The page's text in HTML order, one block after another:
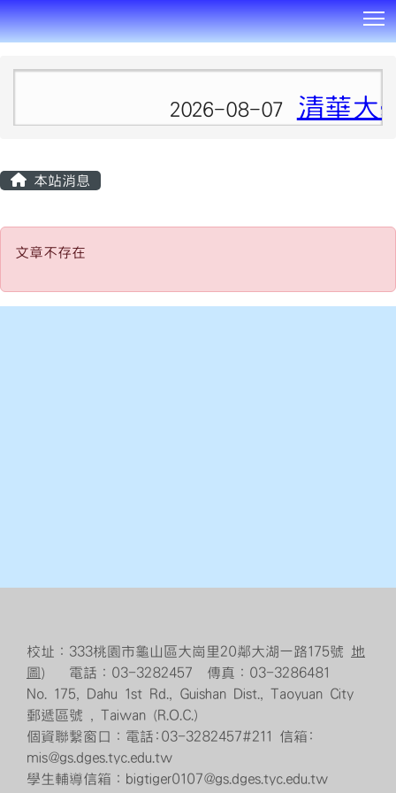
2026-08-07 清華大
本站消息
文章不存在
校址：333桃園市龜山區大崗里20鄰大湖一路175號 地
圖） 電話：03-3282457 傳真：03-3286481
No. 175, Dahu 1st Rd., Guishan Dist., Taoyuan City
郵遞區號 , Taiwan (R.O.C.)
個資聯繫窗口：電話:03-3282457#211 信箱:
mis@gs.dges.tyc.edu.tw
學生輔導信箱：bigtiger0107@gs.dges.tyc.edu.tw